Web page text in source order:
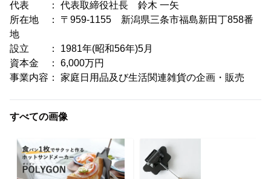
代表 ： 代表取締役社長 鈴木 一矢
所在地 ： 〒959-1155 新潟県三条市福島新田丁858番
地
設立 ： 1981年(昭和56年)5月
資本金 ： 6,000万円
事業内容： 家庭日用品及び生活関連雑貨の企画・販売
すべての画像